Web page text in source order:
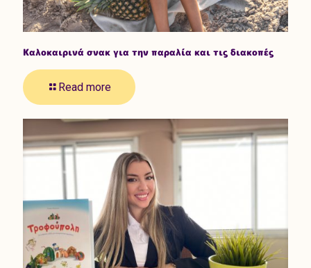
Καλοκαιρινά σνακ για την παραλία και τις διακοπές
Read more